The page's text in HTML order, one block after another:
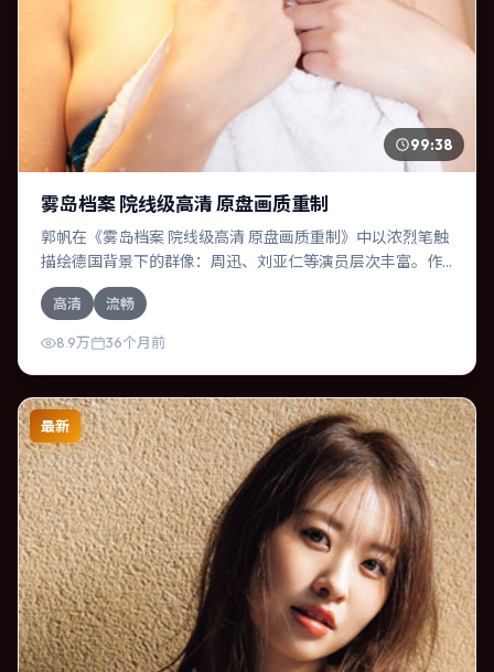
99:38
雾岛档案 院线级高清 原盘画质重制
郭帆在《雾岛档案 院线级高清 原盘画质重制》中以浓烈笔触
描绘德国背景下的群像：周迅、刘亚仁等演员层次丰富。作
为一部动漫作品，故事从日常裂缝切入，逐步推向不可逆转
的结局；视听语言统一，情感落点克制有力。
高清 流畅
8.9万 36个月前
最新